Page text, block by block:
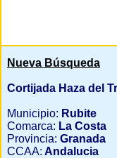
Nueva Búsqueda
Cortijada Haza del
Municipio: Rubite
Comarca: La Costa
Provincia: Granada
CCAA: Andalucia